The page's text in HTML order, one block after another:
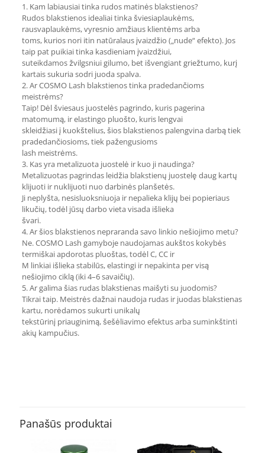
1. Kam labiausiai tinka rudos matinės blakstienos?
Rudos blakstienos idealiai tinka šviesiaplaukėms,
rausvaplaukėms, vyresnio amžiaus klientėms arba
toms, kurios nori itin natūralaus įvaizdžio („nude“ efekto). Jos
taip pat puikiai tinka kasdieniam įvaizdžiui,
suteikdamos žvilgsniui gilumo, bet išvengiant griežtumo, kurį
kartais sukuria sodri juoda spalva.
2. Ar COSMO Lash blakstienos tinka pradedančioms
meistrėms?
Taip! Dėl šviesaus juostelės pagrindo, kuris pagerina
matomumą, ir elastingo pluošto, kuris lengvai
skleidžiasi į kuokštelius, šios blakstienos palengvina darbą tiek
pradedančiosioms, tiek pažengusioms
lash meistrėms.
3. Kas yra metalizuota juostelė ir kuo ji naudinga?
Metalizuotas pagrindas leidžia blakstienų juostelę daug kartų
klijuoti ir nuklijuoti nuo darbinės planšetės.
Ji neplyšta, nesisluoksniuoja ir nepalieka klijų bei popieriaus
likučių, todėl jūsų darbo vieta visada išlieka
švari.
4. Ar šios blakstienos nepraranda savo linkio nešiojimo metu?
Ne. COSMO Lash gamyboje naudojamas aukštos kokybės
termiškai apdorotas pluoštas, todėl C, CC ir
M linkiai išlieka stabilūs, elastingi ir nepakinta per visą
nešiojimo ciklą (iki 4–6 savaičių).
5. Ar galima šias rudas blakstienas maišyti su juodomis?
Tikrai taip. Meistrės dažnai naudoja rudas ir juodas blakstienas
kartu, norėdamos sukurti unikalų
tekstūrinį priauginimą, šešėliavimo efektus arba suminkštinti
akių kampučius.
blakstienos 0,07 C RUDOS”
El. pašto adresas nebus skelbiamas. Būtini laukeliai pažymėti
Panašūs produktai